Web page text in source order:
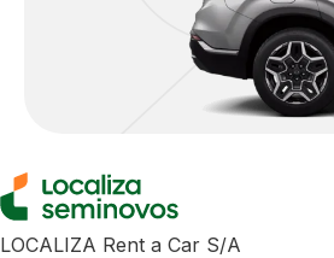
LOCALIZA Rent a Car S/A